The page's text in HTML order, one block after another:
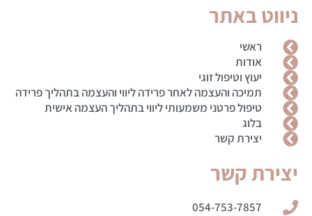
ניווט באתר
ראשי
אודות
יעוץ וטיפול זוגי
תמיכה והעצמה לאחר פרידה ליווי והעצמה בתהליך פרידה
טיפול פרטני משמעותי ליווי בתהליך העצמה אישית
בלוג
יצירת קשר
יצירת קשר
054-753-7857